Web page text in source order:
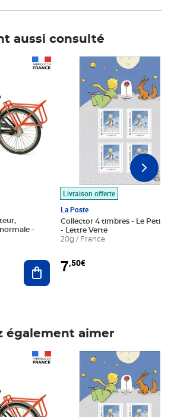
aussi consulté
Ajouter au panier
Livraison offerte
La Poste
Collector 4 timbres - Le Petit
- Lettre Verte
20g / France
7,50€
Prix 7,50€
également aimer
Prix 7,50€